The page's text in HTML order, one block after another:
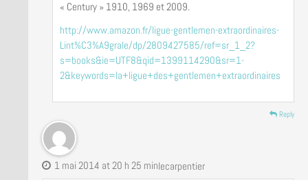
« Century » 1910, 1969 et 2009.
http://www.amazon.fr/ligue-gentlemen-extraordinaires-
Lint%C3%A9grale/dp/2809427585/ref=sr_1_2?
s=books&ie=UTF8&qid=1399114290&sr=1-
2&keywords=la+ligue+des+gentlemen+extraordinaires
Reply
lecarpentier
1 mai 2014 at 20 h 25 min